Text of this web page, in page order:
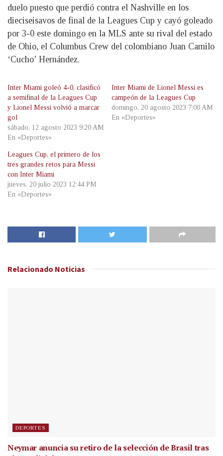
duelo puesto que perdió contra el Nashville en los
dieciseisavos de final de la Leagues Cup y cayó goleado
por 3-0 este domingo en la MLS ante su rival del estado
de Ohio, el Columbus Crew del colombiano Juan Camilo
‘Cucho’ Hernández.
Inter Miami goleó 4-0, clasificó
a semifinal de la Leagues Cup
y Lionel Messi volvió a marcar
gol
sábado, 12 agosto 2023 9:20 AM
En «Deportes»
Inter Miami de Lionel Messi es
campeón de la Leagues Cup
domingo, 20 agosto 2023 7:00 AM
En «Deportes»
Leagues Cup, el primero de los
tres grandes retos para Messi
con Inter Miami
jueves, 20 julio 2023 12:44 PM
En «Deportes»
Relacionado Noticias
DEPORTES
Neymar anuncia su retiro de la selección de Brasil tras